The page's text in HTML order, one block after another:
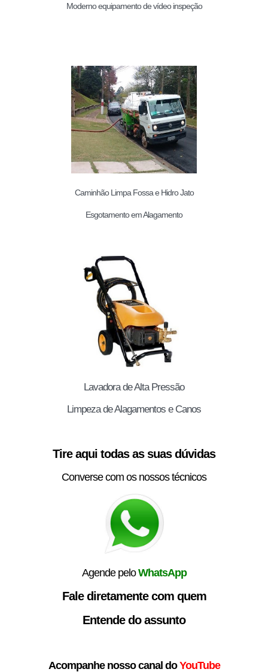
Moderno equipamento de vídeo inspeção
Caminhão Limpa Fossa e Hidro Jato
Esgotamento em Alagamento
Lavadora de Alta Pressão
Limpeza de Alagamentos e Canos
Tire aqui todas as suas dúvidas
Converse com os nossos técnicos
Agende peloWhatsApp
Fale diretamente com quem
Entende do assunto
Acompanhe nosso canal do YouTube